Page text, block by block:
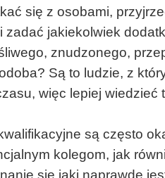
się z osobami,
zadać jakiekolwiek
znudzonego,
Są to ludzie, z
więc lepiej wiedzieć
są często
kolegom, jak
się jaki naprawdę